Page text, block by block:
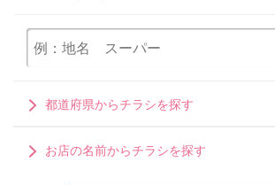
都道府県からチラシを探す
お店の名前からチラシを探す